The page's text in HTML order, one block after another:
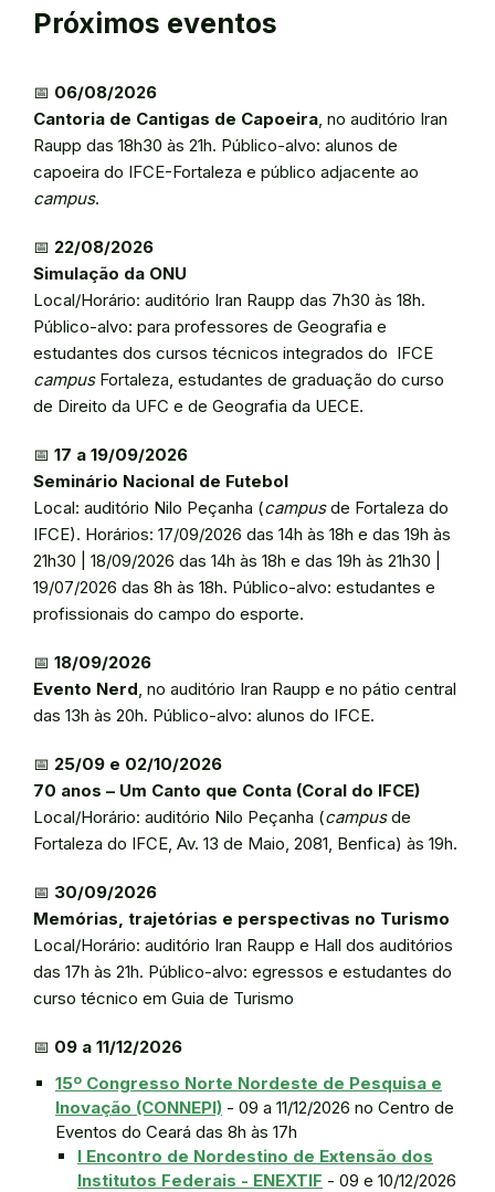
Próximos eventos
📅 06/08/2026
Cantoria de Cantigas de Capoeira, no auditório Iran
Raupp das 18h30 às 21h. Público-alvo: alunos de
capoeira do IFCE-Fortaleza e público adjacente ao
campus.
📅 22/08/2026
Simulação da ONU
Local/Horário: auditório Iran Raupp das 7h30 às 18h.
Público-alvo: para professores de Geografia e
estudantes dos cursos técnicos integrados do IFCE
campusFortaleza, estudantes de graduação do curso
de Direito da UFC e de Geografia da UECE.
📅 17 a 19/09/2026
Seminário Nacional de Futebol
Local: auditório Nilo Peçanha (campusde Fortaleza do
IFCE). Horários: 17/09/2026 das 14h às 18h e das 19h às
21h30 | 18/09/2026 das 14h às 18h e das 19h às 21h30 |
19/07/2026 das 8h às 18h. Público-alvo: estudantes e
profissionais do campo do esporte.
📅 18/09/2026
Evento Nerd, no auditório Iran Raupp e no pátio central
das 13h às 20h. Público-alvo: alunos do IFCE.
📅 25/09 e 02/10/2026
70 anos – Um Canto que Conta (Coral do IFCE)
Local/Horário: auditório Nilo Peçanha (campusde
Fortaleza do IFCE, Av. 13 de Maio, 2081, Benfica) às 19h.
📅 30/09/2026
Memórias, trajetórias e perspectivas no Turismo
Local/Horário: auditório Iran Raupp e Hall dos auditórios
das 17h às 21h. Público-alvo: egressos e estudantes do
curso técnico em Guia de Turismo
📅 09 a 11/12/2026
15º Congresso Norte Nordeste de Pesquisa e
Inovação (CONNEPI) - 09 a 11/12/2026 no Centro de
Eventos do Ceará das 8h às 17h
I Encontro de Nordestino de Extensão dos
Institutos Federais - ENEXTIF - 09 e 10/12/2026